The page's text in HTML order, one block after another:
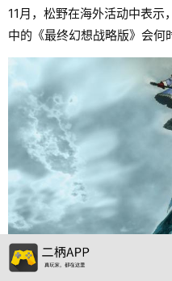
11月，松野在海外活动中表
中的《最终幻想战略版》会何